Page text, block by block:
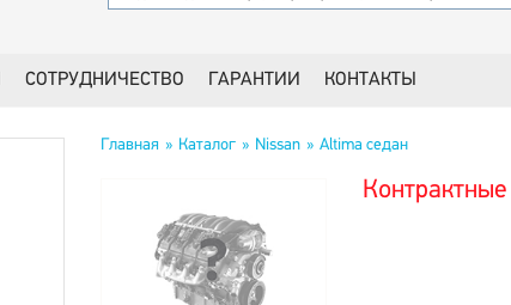
СОТРУДНИЧЕСТВО ГАРАНТИИ КОНТАКТЫ
Главная Каталог Nissan Altima седан